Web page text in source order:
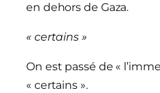
en dehors de Gaza.
« certains »
On est passé de «
« certains ».